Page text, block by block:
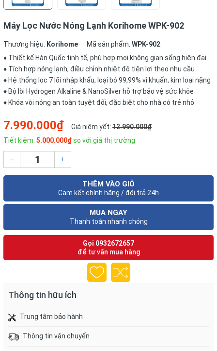
Máy Lọc Nước Nóng Lạnh Korihome WPK-902
Thương hiệu: Korihome Mã sản phẩm: WPK-902
♦ Thiết kế Hàn Quốc tinh tế, phù hợp mọi không gian sống hiện đại
♦ Tích hợp nóng lạnh, điều chỉnh nhiệt độ tiện lợi theo nhu cầu
♦ Hệ thống lọc 7 lõi nhập khẩu, loại bỏ 99,99% vi khuẩn, kim loại nặng
♦ Bộ lõi Hydrogen Alkaline & NanoSilver hỗ trợ bảo vệ sức khỏe
♦ Khóa vòi nóng an toàn tuyệt đối, đặc biệt cho nhà có trẻ nhỏ
7.990.000₫ Giá niêm yết: 12.990.000₫
Tiết kiệm: 5.000.000₫so với giá thị trường
– +
THÊM VÀO GIỎ
Cam kết chính hãng / đổi trả 24h
MUA NGAY
Thanh toán nhanh chóng
Gọi 0932672657
để tư vấn mua hàng
Thông tin hữu ích
Trung tâm bảo hành
Thông tin vận chuyển